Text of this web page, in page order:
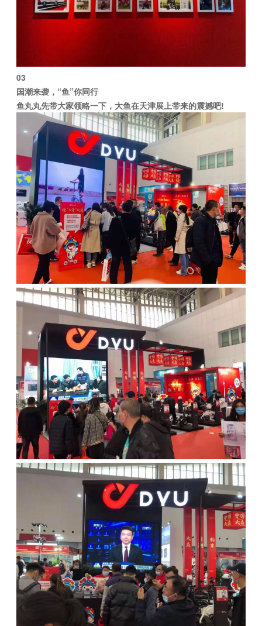
03
国潮来袭，“鱼”你同行
鱼丸丸先带大家领略一下，大鱼在天津展上带来的震撼吧!